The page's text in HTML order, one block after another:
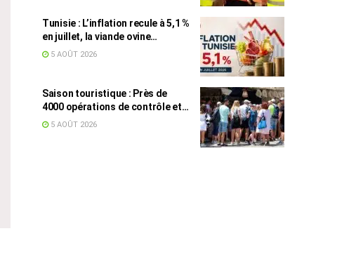
Tunisie : L’inflation recule à 5,1 %
en juillet, la viande ovine
toujours en tête des hausses
5 AOÛT 2026
Saison touristique : Près de
4000 opérations de contrôle et
6,75 millions de dinars pour
5 AOÛT 2026